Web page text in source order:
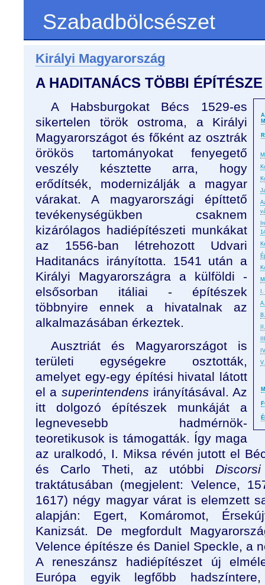
Szabadbölcsészet
Királyi Magyarország
A HADITANÁCS TÖBBI ÉPÍTÉSZE
A Habsburgokat Bécs 1529-es
sikertelen török ostroma, a Királyi
Magyarországot és főként az osztrák
örökös tartományokat fenyegető
veszély késztette arra, hogy
erődítsék, modernizálják a magyar
várakat. A magyarországi építtető
tevékenységükben csaknem
kizárólagos hadiépítészeti munkákat
az 1556-ban létrehozott Udvari
Haditanács irányította. 1541 után a
Királyi Magyarországra a külföldi -
elsősorban itáliai - építészek
többnyire ennek a hivatalnak az
alkalmazásában érkeztek.
Ausztriát és Magyarországot is
területi egységekre osztották,
amelyet egy-egy építési hivatal látott
el a superintendens irányításával. Az
itt dolgozó építészek munkáját a
legnevesebb hadmérnök-
teoretikusok is támogatták. Így maga
az uralkodó, I. Miksa révén jutott el
és Carlo Theti, az utóbbi
traktátusában (megjelent: Velence,
1617) négy magyar várat is elemzett
alapján: Egert, Komáromot,
Kanizsát. De megfordult
Velence építésze és Daniel Speckle, a
A reneszánsz hadiépítészet új
Európa egyik legfőbb